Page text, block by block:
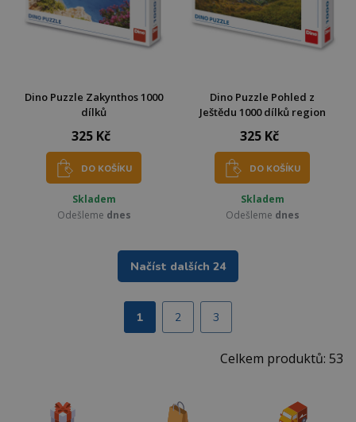
Dino Puzzle Zakynthos 1000
dílků
325 Kč
DO KOŠÍKU
Skladem
Odešleme dnes
Dino Puzzle Pohled z
Ještědu 1000 dílků region
325 Kč
DO KOŠÍKU
Skladem
Odešleme dnes
Načíst dalších 24
1 2 3
Celkem produktů: 53